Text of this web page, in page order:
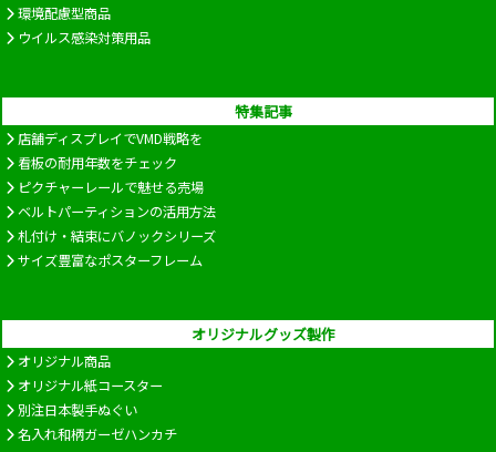
環境配慮型商品
ウイルス感染対策用品
特集記事
店舗ディスプレイでVMD戦略を
看板の耐用年数をチェック
ピクチャーレールで魅せる売場
ベルトパーティションの活用方法
札付け・結束にバノックシリーズ
サイズ豊富なポスターフレーム
オリジナルグッズ製作
オリジナル商品
オリジナル紙コースター
別注日本製手ぬぐい
名入れ和柄ガーゼハンカチ